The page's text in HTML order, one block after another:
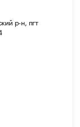
р-н, пгт